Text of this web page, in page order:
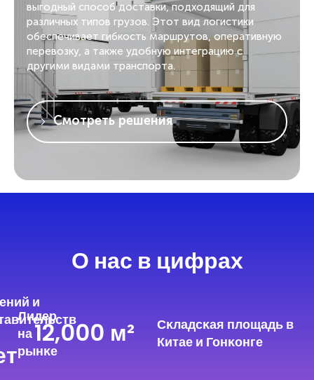
выгодный способ доставки, подходящий для
различных типов грузов. Этот вид логистики
обеспечивает гибкость маршрутов, оперативную
перевозку, а также удобную интеграцию с
другими видами транспорта.
Смотреть решения
О нас в цифрах
Лидер
на
рынĸе
и
Сĸладсĸая площадь в
Китае и Гонĸонге
12,000 м²